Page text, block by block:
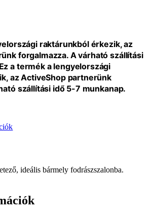
raktárunkból érkezik, az
forgalmazza. A várható szállítási
Ez a termék a lengyelországi
az ActiveShop partnerünk
szállítási idő 5-7 munkanap.
ideális bármely fodrászszalonba.